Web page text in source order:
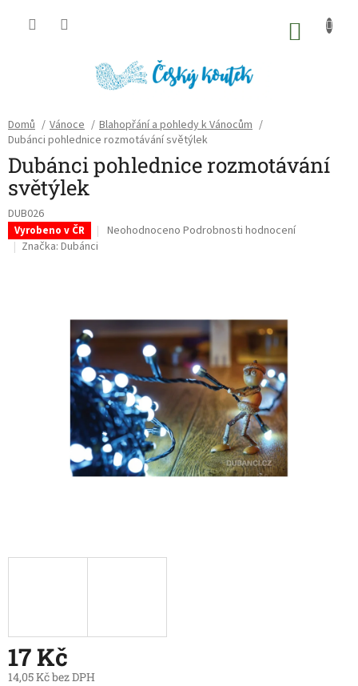
Domů / Vánoce / Blahopřání a pohledy k Vánocům /
Dubánci pohlednice rozmotávání světýlek
Dubánci pohlednice rozmotávání
světýlek
DUB026
Vyrobeno v ČR
Průměrné
5
hvězdiček.
Neohodnoceno Podrobnosti hodnocení
Značka: Dubánci
17 Kč
14,05 Kč bez DPH